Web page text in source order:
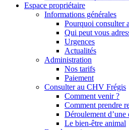
Espace propriétaire
Informations générales
Pourquoi consulter
Qui peut vous
Urgences
Actualités
Administration
Nos tarifs
Paiement
Consulter au CHV Frégis
Comment venir ?
Comment prendre
Déroulement d’une
Le bien-être animal